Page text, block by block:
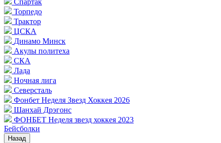
Спартак
Торпедо
Трактор
ЦСКА
Динамо Минск
Акулы политеха
СКА
Лада
Ночная лига
Северсталь
Фонбет Неделя Звезд Хоккея 2026
Шанхай Дрэгонс
ФОНБЕТ Неделя звезд хоккея 2023
Бейсболки
Назад